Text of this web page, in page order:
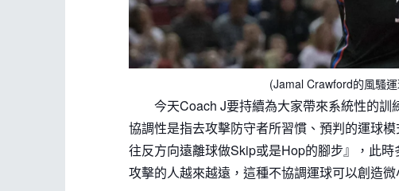
(Jamal Crawford的風騷
今天Coach J要持續為大家帶來系統性的訓
協調性是指去攻擊防守者所習慣、預判的運球
往反方向遠離球做Skip或是Hop的腳步』，此
攻擊的人越來越遠，這種不協調運球可以創造